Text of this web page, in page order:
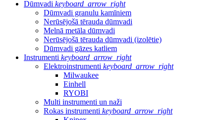
Dūmvadi keyboard_arrow_right
Dūmvadi granulu kamīniem
Nerūsējošā tērauda dūmvadi
Melnā metāla dūmvadi
Nerūsējošā tērauda dūmvadi (izolētie)
Dūmvadi gāzes katliem
Instrumenti keyboard_arrow_right
Elektroinstrumenti keyboard_arrow_right
Milwaukee
Einhell
RYOBI
Multi instrumenti un naži
Rokas instrumenti keyboard_arrow_right